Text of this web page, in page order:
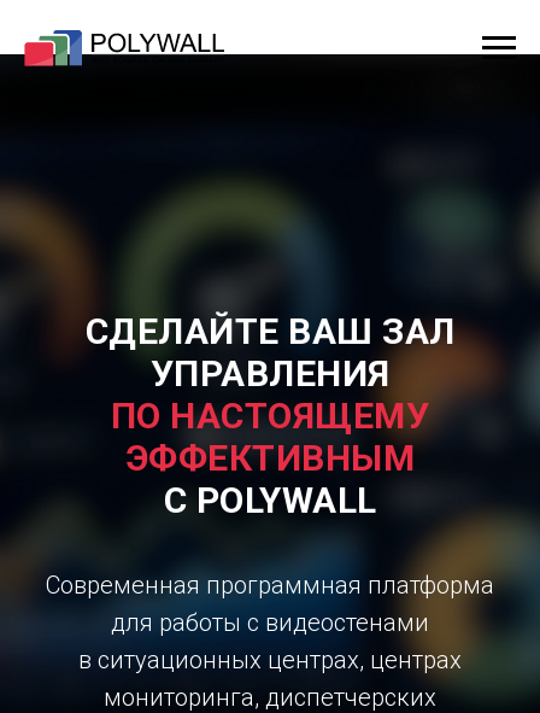
СДЕЛАЙТЕ ВАШ ЗАЛ
УПРАВЛЕНИЯ
ПО НАСТОЯЩЕМУ
ЭФФЕКТИВНЫМ
С POLYWALL
Современная программная платформа
для работы с видеостенами
в ситуационных центрах, центрах
мониторинга, диспетчерских